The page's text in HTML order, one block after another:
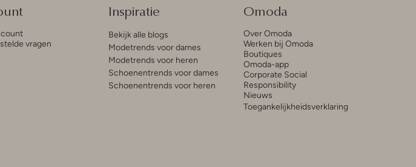
vragen
Inspiratie
Bekijk alle blogs
Modetrends voor dames
Modetrends voor heren
Schoenentrends voor dames
Schoenentrends voor heren
Omoda
Over Omoda
Werken bij Omoda
Boutiques
Omoda-app
Corporate Social
Responsibility
Nieuws
Toegankelijkheidsverklaring